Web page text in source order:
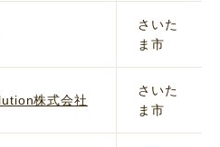
さいた
ま市
株式会社
さいた
ま市